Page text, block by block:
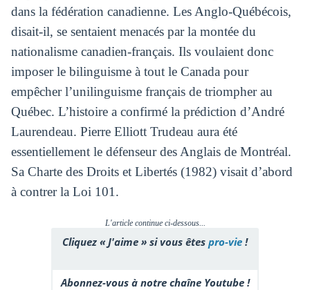
dans la fédération canadienne. Les Anglo-Québécois,
disait-il, se sentaient menacés par la montée du
nationalisme canadien-français. Ils voulaient donc
imposer le bilinguisme à tout le Canada pour
empêcher l’unilinguisme français de triompher au
Québec. L’histoire a confirmé la prédiction d’André
Laurendeau. Pierre Elliott Trudeau aura été
essentiellement le défenseur des Anglais de Montréal.
Sa Charte des Droits et Libertés (1982) visait d’abord
à contrer la Loi 101.
L'article continue ci-dessous...
Cliquez « J'aime » si vous êtes pro-vie !
Abonnez-vous à notre chaîne Youtube !